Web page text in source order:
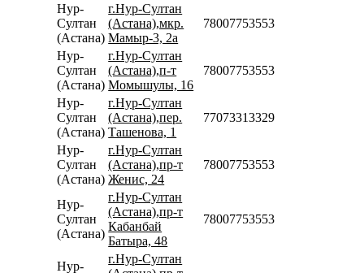
Нур-
Султан
(Астана)
г.Нур-Султан
(Астана),мкр.
Мамыр-3, 2а
78007753553
Нур-
Султан
(Астана)
г.Нур-Султан
(Астана),п-т
Момышулы, 16
78007753553
Нур-
Султан
(Астана)
г.Нур-Султан
(Астана),пер.
Ташенова, 1
77073313329
Нур-
Султан
(Астана)
г.Нур-Султан
(Астана),пр-т
Женис, 24
78007753553
Нур-
Султан
(Астана)
г.Нур-Султан
(Астана),пр-т
Кабанбай
Батыра, 48
78007753553
Нур-
г.Нур-Султан